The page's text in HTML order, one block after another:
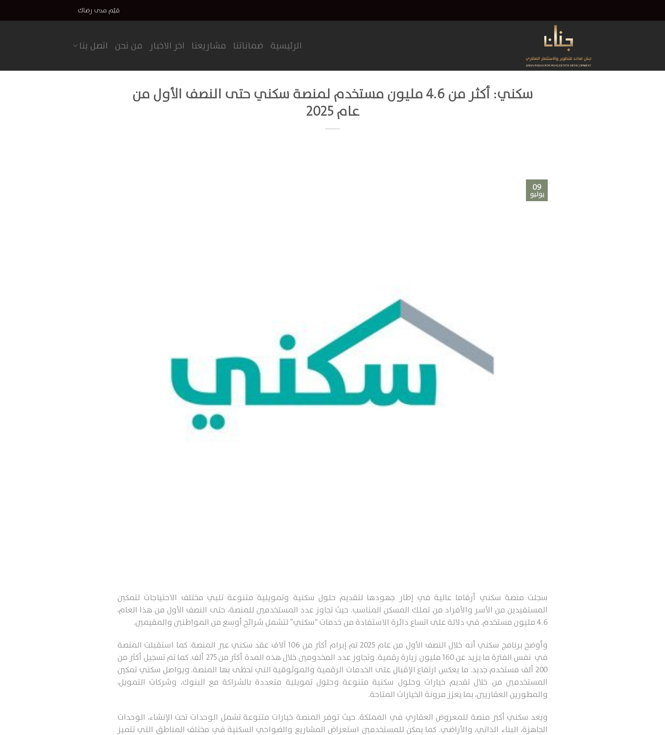
قيّم مدى رضاك
الرئيسية ضماناتنا مشاريعنا اخر الاخبار من نحن اتصل بنا
سكني: أكثر من 4.6 مليون مستخدم لمنصة سكني حتى النصف الأول من
عام 2025
09
يوليو
سجلت منصة سكني أرقاما عالية في إطار جهودها لتقديم حلول سكنية وتمويلية متنوعة تلبي مختلف الاحتياجات لتمكين
المستفيدين من الأسر والأفراد من تملك المسكن المناسب. حيث تجاوز عدد المستخدمين للمنصة، حتى النصف الأول من هذا العام،
4.6 مليون مستخدم. في دلالة على اتساع دائرة الاستفادة من خدمات “سكني” لتشمل شرائح أوسع من المواطنين والمقيمين.
وأوضح برنامج سكني أنه خلال النصف الأول من عام 2025 تم إبرام أكثر من 106 آلاف عقد سكني عبر المنصة. كما استقبلت المنصة
في نفس الفترة ما يزيد عن 160 مليون زيارة رقمية. وتجاوز عدد المخدومين خلال هذه المدة أكثر من 275 ألف. كما تم تسجيل أكثر من
200 ألف مستخدم جديد. ما يعكس ارتفاع الإقبال على الخدمات الرقمية والموثوقية التي تحظى بها المنصة.
ويواصل سكني تمكين
المستخدمين من خلال تقديم خيارات وحلول سكنية متنوعة وحلول تمويلية متعددة بالشراكة مع البنوك، وشركات التمويل،
والمطورين العقاريين، بما يعزز مرونة الخيارات المتاحة.
ويعد سكني أكبر منصة للمعروض العقاري في المملكة. حيث توفر المنصة خيارات متنوعة تشمل الوحدات تحت الإنشاء، الوحدات
الجاهزة، البناء الذاتي، والأراضي. كما يمكن للمستخدمين استعراض المشاريع والضواحي السكنية في مختلف المناطق التي تتميز